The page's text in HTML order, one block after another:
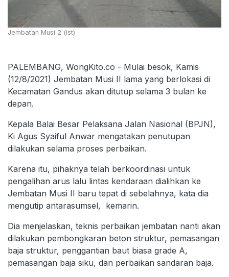
Jembatan Musi 2 (ist)
PALEMBANG, WongKito.co - Mulai besok, Kamis
(12/8/2021) Jembatan Musi II lama yang berlokasi di
Kecamatan Gandus akan ditutup selama 3 bulan ke
depan.
Kepala Balai Besar Pelaksana Jalan Nasional (BPJN),
Ki Agus Syaiful Anwar mengatakan penutupan
dilakukan selama proses perbaikan.
Karena itu, pihaknya telah berkoordinasi untuk
pengalihan arus lalu lintas kendaraan dialihkan ke
Jembatan Musi II baru tepat di sebelahnya, kata dia
mengutip antarasumsel, kemarin.
Dia menjelaskan, teknis perbaikan jembatan nanti akan
dilakukan pembongkaran beton struktur, pemasangan
baja struktur, penggantian baut biasa grade A,
pemasangan baja siku, dan perbaikan sandaran baja.